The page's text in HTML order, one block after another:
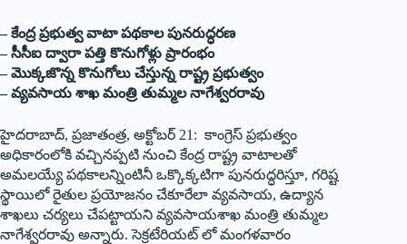
– కేంద్ర ప్ర‌భుత్వ వాటా ప‌థ‌కాల పున‌రుద్ధ‌ర‌ణ‌
– సీసీఐ ద్వారా ప‌త్తి కొనుగోళ్లు ప్రారంభం
– మొక్క‌జొన్న కొనుగోలు చేస్తున్న రాష్ట్ర ప్ర‌భుత్వం
– వ్య‌వ‌సాయ‌ శాఖ మంత్రి తుమ్మ‌ల నాగేశ్వ‌ర‌రావు
హైదరాబాద్, ప్ర‌జాతంత్ర‌, అక్టోబ‌ర్ 21: కాంగ్రెస్ ప్రభుత్వం
అధికారంలోకి వచ్చినప్పటి నుంచి కేంద్ర రాష్ట్ర వాటాలతో
అమలయ్యే పథకాలన్నింటినీ ఒక్కొక్కటిగా పునరుద్ధరిస్తూ, గరిష్ట
స్థాయిలో రైతుల ప్రయోజనం చేకూరేలా వ్యవసాయ, ఉద్యాన
శాఖలు చర్యలు చేపట్టాయని వ్య‌వ‌సాయ‌శాఖ మంత్రి తుమ్మ‌ల
నాగేశ్వ‌ర‌రావు అన్నారు. సెక్రటేరియట్ లో మంగ‌ళ‌వారం